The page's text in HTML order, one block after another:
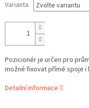
Varianta
Pozicionér je určen pro
možné fixovat přímé spoje i
Detailní informace